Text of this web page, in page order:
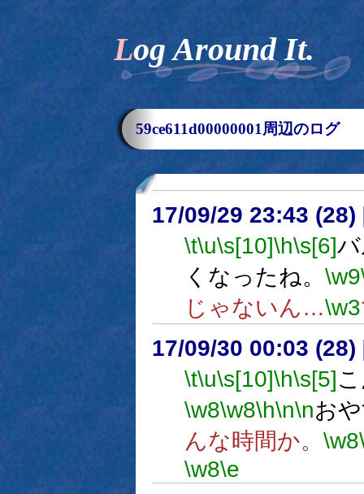
Log Around It.
59ce611d00000001周辺のログ
17/09/29 23:43 (28)
\t\u\s[10]\h\s[6]
くなったね。 \w9
じゃないん…\w3
17/09/30 00:03 (28)
\t\u\s[10]\h\s[5]
\w8\w8\h\n\nお
んな時間か。 \w8
\w8\e